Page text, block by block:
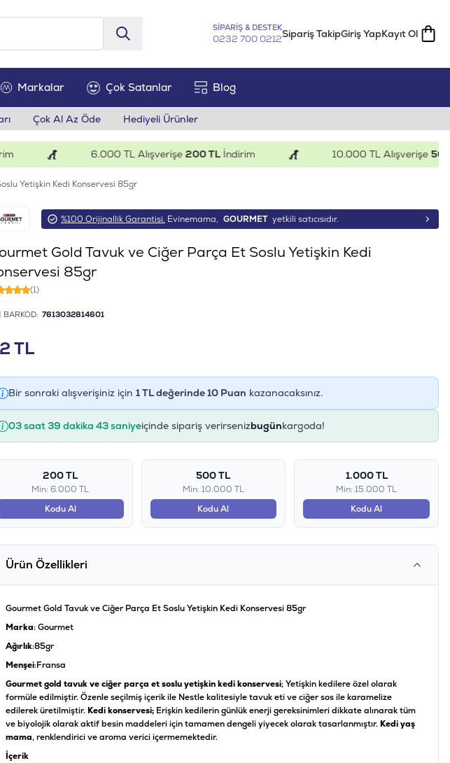
SİPARİŞ & DESTEK
0232 700 0212Sipariş TakipGiriş YapKayıt Ol
Markalar Çok Satanlar Blog
Çok Al Az Öde Hediyeli Ürünler
6.000 TL Alışverişe200 TLİndirim 10.000 TL Alışverişe500 TL
Yetişkin Kedi Konservesi 85gr
%100 Orijinallik Garantisi. Evinemama, GOURMET yetkili satıcısıdır.
Gold Tavuk ve Ciğer Parça Et Soslu Yetişkin Kedi
85gr
(1)
BARKOD: 7613032814601
TL
Bir sonraki alışverişiniz için 1TL değerinde10Puan kazanacaksınız.
03 saat 39 dakika 42 saniyeiçinde sipariş verirsenizbugünkargoda!
200 TL
Min: 6.000 TL
Kodu Al
500 TL
Min: 10.000 TL
Kodu Al
1.000 TL
Min: 15.000 TL
Kodu Al
Ürün Özellikleri
Gourmet Gold Tavuk ve Ciğer Parça Et Soslu Yetişkin Kedi Konservesi 85gr
Marka: Gourmet
Ağırlık:85gr
Menşei:Fransa
Gourmet gold tavuk ve ciğer parça et soslu yetişkin kedi konservesi; Yetişkin kedilere özel olarak
formüle edilmiştir. Özenle seçilmiş içerik ile Nestle kalitesiyle tavuk eti ve ciğer sos ile karamelize
edilerek üretilmiştir.Kedi konservesi; Erişkin kedilerin günlük enerji gereksinimleri dikkate alınarak tüm
ve biyolojik olarak aktif besin maddeleri için tamamen dengeli yiyecek olarak tasarlanmıştır. Kedi yaş
mama, renklendirici ve aroma verici içermemektedir.
İçerik